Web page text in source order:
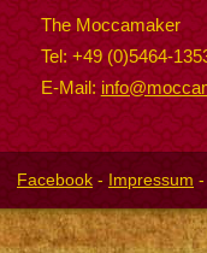
The Moccamaker
Tel: +49 (0)5464-
E-Mail:
Facebook - Impressum -